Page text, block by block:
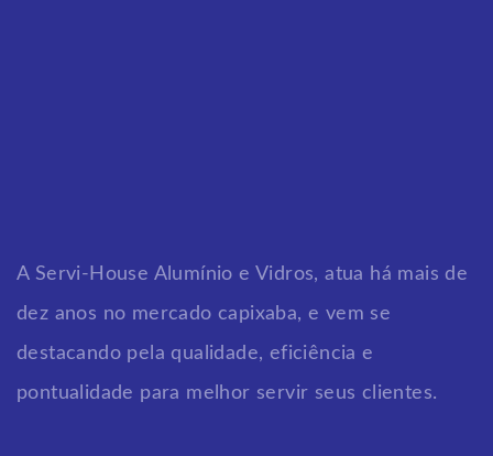
A Servi-House Alumínio e Vidros, atua há mais de
dez anos no mercado capixaba, e vem se
destacando pela qualidade, eficiência e
pontualidade para melhor servir seus clientes.